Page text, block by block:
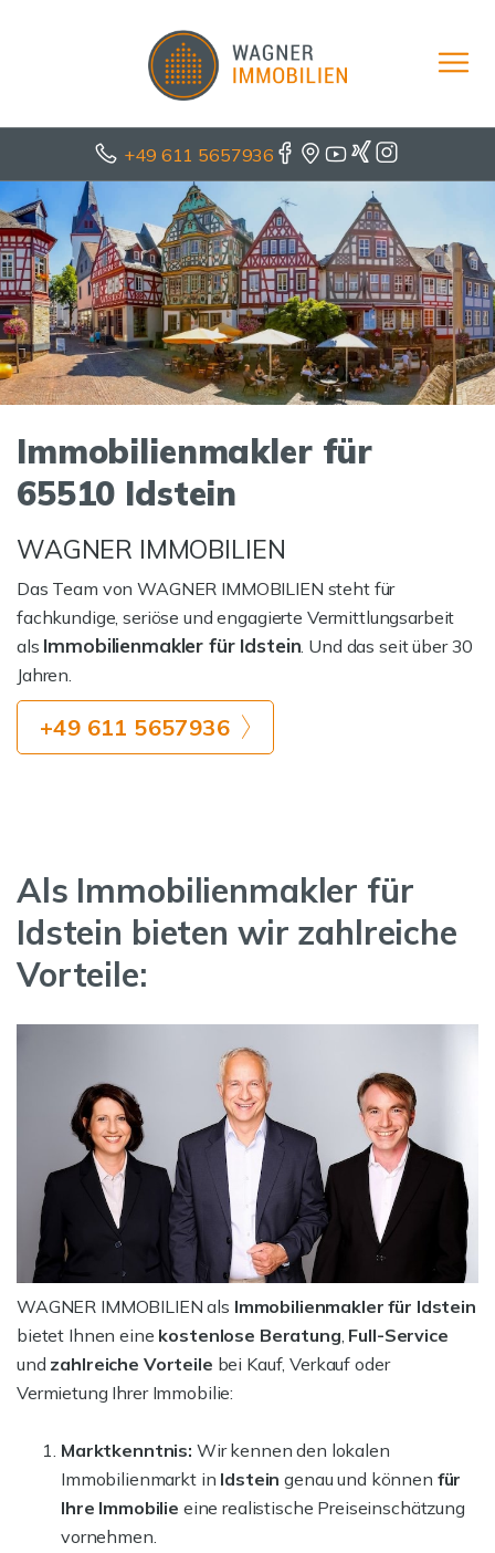
+49 611 5657936
Immobilienmakler für
65510 Idstein
WAGNER IMMOBILIEN
Das Team von WAGNER IMMOBILIEN steht für
fachkundige, seriöse und engagierte Vermittlungsarbeit
als Immobilienmakler für Idstein. Und das seit über 30
Jahren.
+49 611 5657936
Als Immobilienmakler für
Idstein bieten wir zahlreiche
Vorteile:
WAGNER IMMOBILIEN als Immobilienmakler für Idstein
bietet Ihnen eine kostenlose Beratung, Full-Service
und zahlreiche Vorteile bei Kauf, Verkauf oder
Vermietung Ihrer Immobilie:
Marktkenntnis: Wir kennen den lokalen
Immobilienmarkt in Idstein genau und können für
Ihre Immobilie eine realistische Preiseinschätzung
vornehmen.